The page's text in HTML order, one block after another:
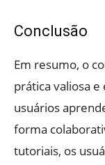
Conclusão
Em resumo, o
prática valiosa
usuários
forma
tutoriais, os